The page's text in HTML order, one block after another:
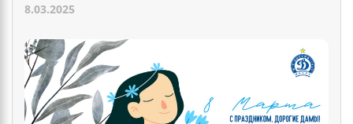
8.03.2025